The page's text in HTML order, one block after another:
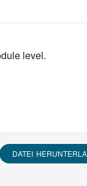
level.
DATEI